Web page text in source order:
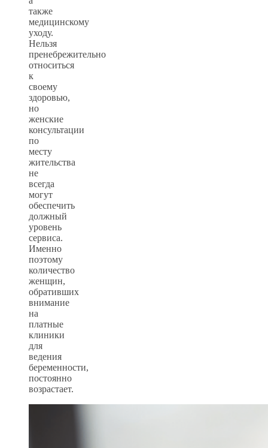
также
медицинскому
уходу.
Нельзя
пренебрежительно
относиться
к
своему
здоровью,
но
женские
консультации
по
месту
жительства
не
всегда
могут
обеспечить
должный
уровень
сервиса.
Именно
поэтому
количество
женщин,
обративших
внимание
на
платные
клиники
для
ведения
беременности,
постоянно
возрастает.